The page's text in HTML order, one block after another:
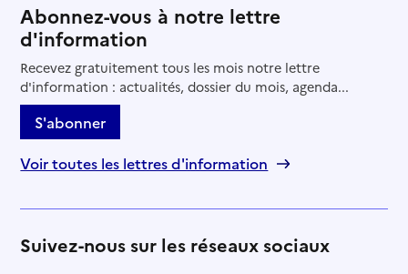
Abonnez-vous à notre lettre
d'information
Recevez gratuitement tous les mois notre lettre
d'information : actualités, dossier du mois, agenda...
S'abonner
Voir toutes les lettres d'information
Suivez-nous sur les réseaux sociaux